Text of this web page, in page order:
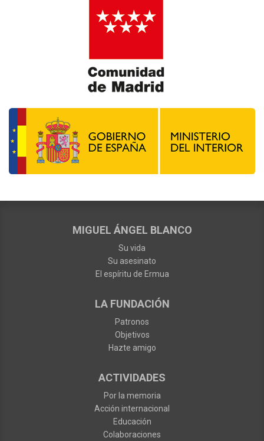
MIGUEL ÁNGEL BLANCO
Su vida
Su asesinato
El espíritu de Ermua
LA FUNDACIÓN
Patronos
Objetivos
Hazte amigo
ACTIVIDADES
Por la memoria
Acción internacional
Educación
Colaboraciones